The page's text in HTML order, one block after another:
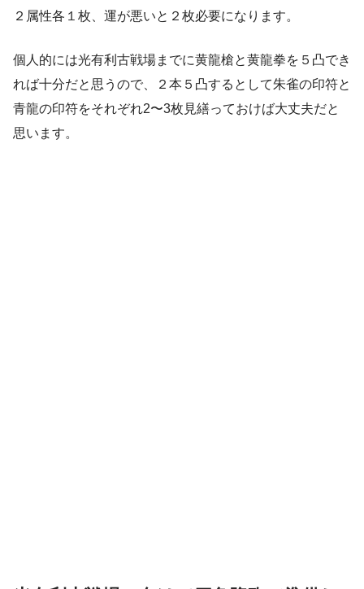
２属性各１枚、運が悪いと２枚必要になります。
個人的には光有利古戦場までに黄龍槍と黄龍拳を５凸でき
れば十分だと思うので、２本５凸するとして朱雀の印符と
青龍の印符をそれぞれ2〜3枚見繕っておけば大丈夫だと
思います。